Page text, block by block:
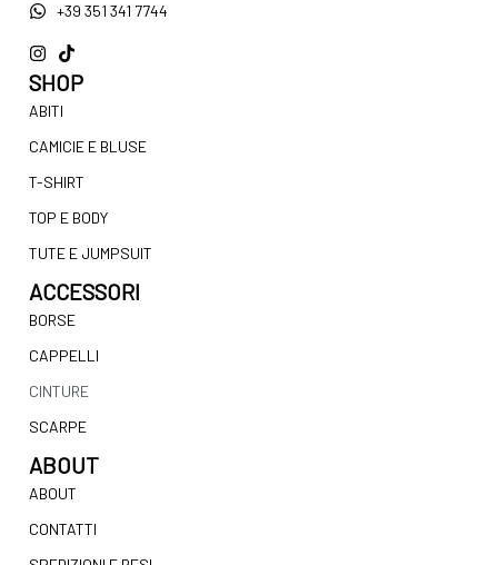
+39 351 341 7744
SHOP
ABITI
CAMICIE E BLUSE
T-SHIRT
TOP E BODY
TUTE E JUMPSUIT
ACCESSORI
BORSE
CAPPELLI
CINTURE
SCARPE
ABOUT
ABOUT
CONTATTI